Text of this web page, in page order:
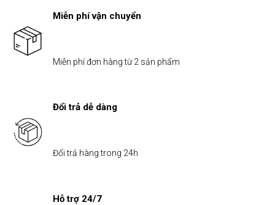
Miễn phí vận chuyển
Miễn phí đơn hàng từ 2 sản phẩm
Đổi trả dễ dàng
Đổi trả hàng trong 24h
Hỗ trợ 24/7